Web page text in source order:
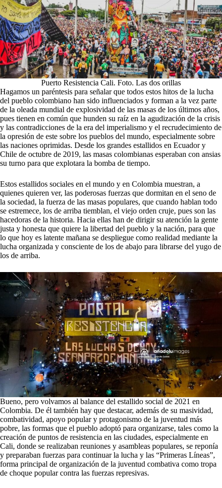
Puerto Resistencia Cali. Foto. Las dos orillas
Hagamos un paréntesis para señalar que todos estos hitos de la lucha
del pueblo colombiano han sido influenciados y forman a la vez parte
de la oleada mundial de explosividad de las masas de los últimos años,
pues tienen en común que hunden su raíz en la agudización de la crisis
y las contradicciones de la era del imperialismo y el recrudecimiento de
la opresión de este sobre los pueblos del mundo, especialmente sobre
las naciones oprimidas. Desde los grandes estallidos en Ecuador y
Chile de octubre de 2019, las masas colombianas esperaban con ansias
su turno para que explotara la bomba de tiempo.
Estos estallidos sociales en el mundo y en Colombia muestran, a
quienes quieren ver, las poderosas fuerzas que dormitan en el seno de
la sociedad, la fuerza de las masas populares, que cuando hablan todo
se estremece, los de arriba tiemblan, el viejo orden cruje, pues son las
hacedoras de la historia. Hacia ellas han de dirigir su atención la gente
justa y honesta que quiere la libertad del pueblo y la nación, para que
lo que hoy es latente mañana se despliegue como realidad mediante la
lucha organizada y consciente de los de abajo para librarse del yugo de
los de arriba.
Bueno, pero volvamos al balance del estallido social de 2021 en
Colombia. De él también hay que destacar, además de su masividad,
combatividad, apoyo popular y protagonismo de la juventud más
pobre, las formas que el pueblo adoptó para organizarse, tales como la
creación de puntos de resistencia en las ciudades, especialmente en
Cali, donde se realizaban reuniones y asambleas populares, se reponía
y preparaban fuerzas para continuar la lucha y las “Primeras Líneas”,
forma principal de organización de la juventud combativa como tropa
de choque popular contra las fuerzas represivas.